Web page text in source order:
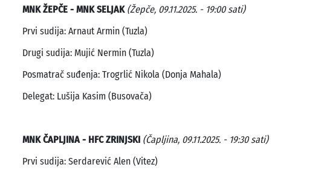
MNK ŽEPČE - MNK SELJAK (Žepče, 09.11.2025. - 19:00 sati)
Prvi sudija: Arnaut Armin (Tuzla)
Drugi sudija: Mujić Nermin (Tuzla)
Posmatrač suđenja: Trogrlić Nikola (Donja Mahala)
Delegat: Lušija Kasim (Busovača)
MNK ČAPLJINA - HFC ZRINJSKI (Čapljina, 09.11.2025. - 19:30 sati)
Prvi sudija: Serdarević Alen (Vitez)